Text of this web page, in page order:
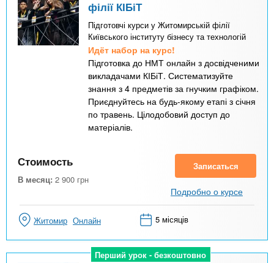
філії КІБіТ
Підготовчі курси у Житомирській філії
Київського інституту бізнесу та технологій
Идёт набор на курс!
Підготовка до НМТ онлайн з досвідченими
викладачами КІБіТ. Систематизуйте
знання з 4 предметів за гнучким графіком.
Приєднуйтесь на будь-якому етапі з січня
по травень. Цілодобовий доступ до
матеріалів.
Стоимость
В месяц: 2 900 грн
Записаться
Подробно о курсе
Житомир Онлайн 5 місяців
Перший урок - безкоштовно
Перший урок - безкоштовно